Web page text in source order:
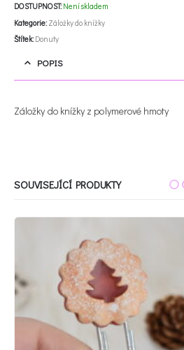
DOSTUPNOST:Není skladem
Kategorie: Záložky do knížky
Štítek: Donuty
POPIS
Záložky do knížky z polymerové hmoty
SOUVISEJÍCÍ PRODUKTY